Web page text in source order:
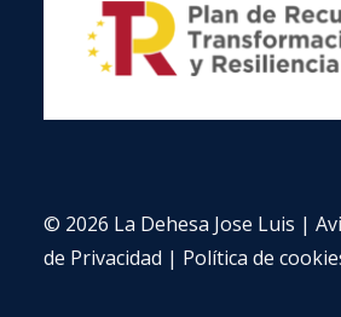
© 2026 La Dehesa Jose Luis |
de Privacidad | Política de